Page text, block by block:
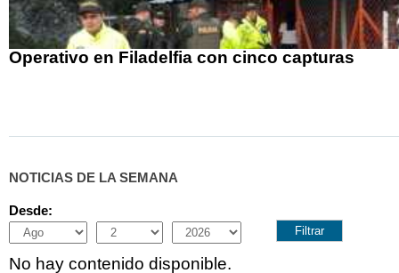
Operativo en Filadelfia con cinco capturas
NOTICIAS DE LA SEMANA
Desde:
Month
Day Year
No hay contenido disponible.